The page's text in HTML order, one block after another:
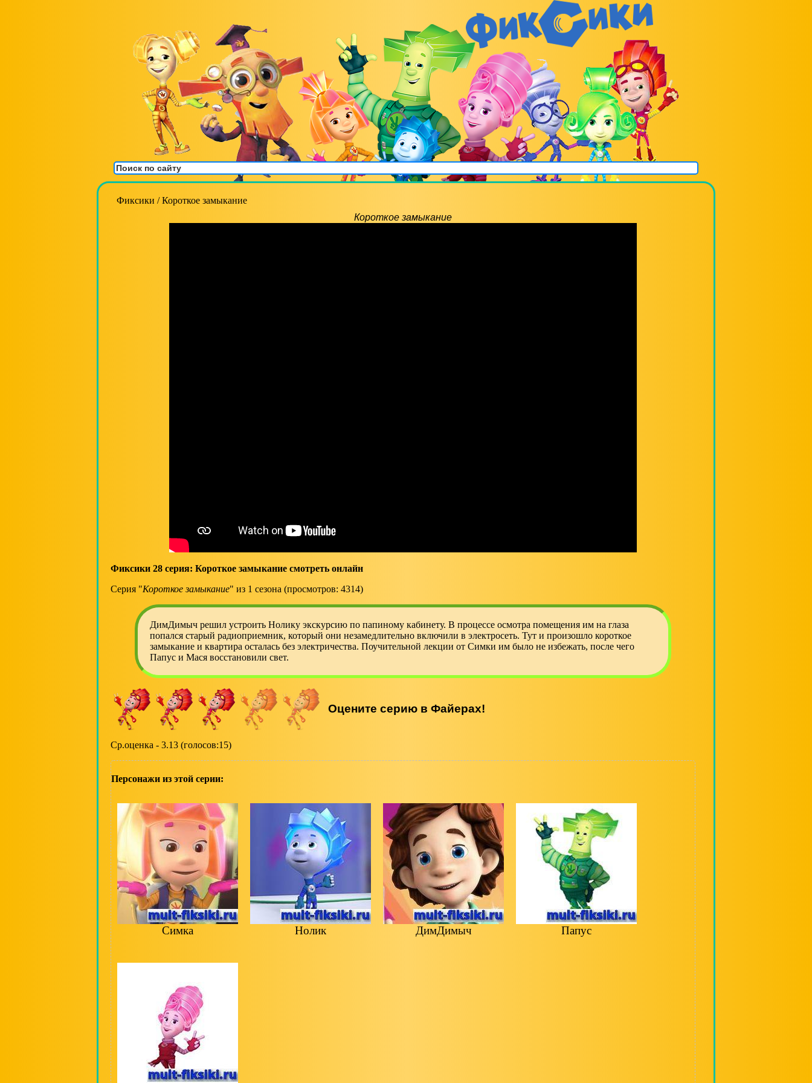
Фиксики /Короткое замыкание
Короткое замыкание
Фиксики 28 серия: Короткое замыкание смотреть онлайн
Серия "Короткое замыкание" из 1 сезона (просмотров: 4314)
ДимДимыч решил устроить Нолику экскурсию по папиному кабинету. В процессе осмотра помещения им на глаза
попался старый радиоприемник, который они незамедлительно включили в электросеть. Тут и произошло короткое
замыкание и квартира осталась без электричества. Поучительной лекции от Симки им было не избежать, после чего
Папус и Мася восстановили свет.
Ср.оценка - 3.13 (голосов:15)
Персонажи из этой серии:
Симка Нолик ДимДимыч Папус